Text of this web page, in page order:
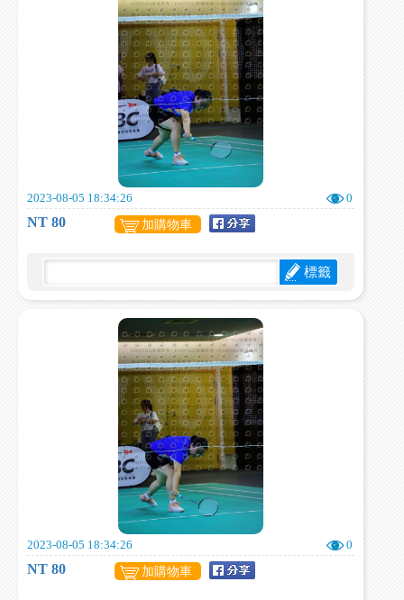
2023-08-05 18:34:26 0
NT 80 加購物車
標籤
2023-08-05 18:34:26 0
NT 80 加購物車